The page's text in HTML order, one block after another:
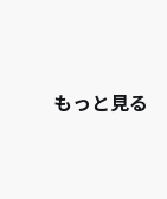
もっと見る